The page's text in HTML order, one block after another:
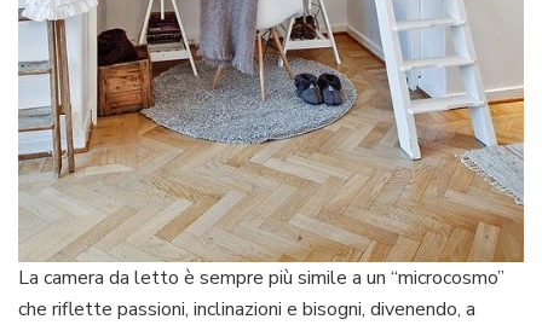
La camera da letto è sempre più simile a un “microcosmo”
che riflette passioni, inclinazioni e bisogni, divenendo, a